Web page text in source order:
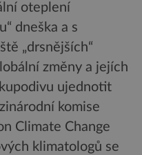
oteplení
dneška a s
„drsnějších“
změny a jejích
ujednotit
komise
Climate Change
klimatologů se